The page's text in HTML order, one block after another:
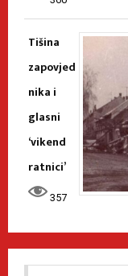
Tišina
zapovjed
nika i
glasni
‘vikend
ratnici’
357